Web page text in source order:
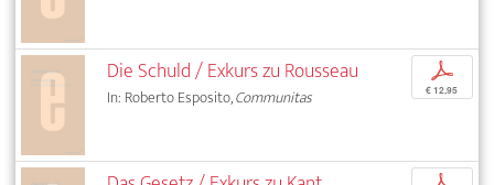
Die Schuld / Exkurs zu Rousseau
In: Roberto Esposito,Communitas
p
€ 12,95